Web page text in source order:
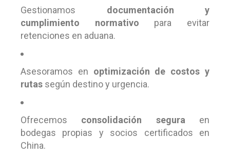
Gestionamos documentación y
cumplimiento normativo para evitar
retenciones en aduana.
Asesoramos en optimización de costos y
rutas según destino y urgencia.
Ofrecemos consolidación segura en
bodegas propias y socios certificados en
China.